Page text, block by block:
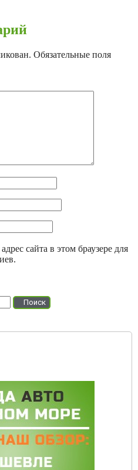
Обязательные поля
сайта в этом браузере для
Поиск